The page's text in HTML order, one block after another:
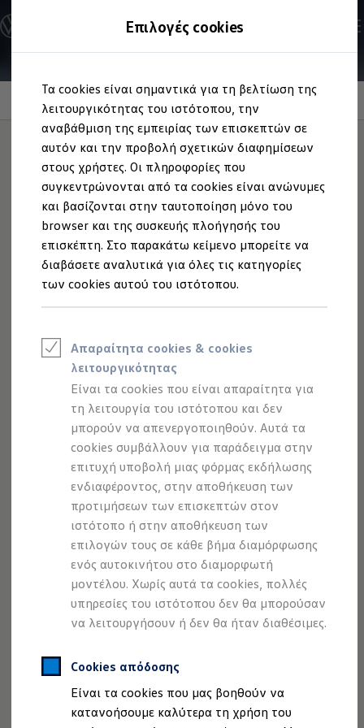
Επιλογές cookies
Τα cookies είναι σημαντικά για τη βελτίωση της
λειτουργικότητας του ιστότοπου, την
αναβάθμιση της εμπειρίας των επισκεπτών σε
αυτόν και την προβολή σχετικών διαφημίσεων
στους χρήστες. Οι πληροφορίες που
συγκεντρώνονται από τα cookies είναι ανώνυμες
και βασίζονται στην ταυτοποίηση μόνο του
browser και της συσκευής πλοήγησής του
επισκέπτη. Στο παρακάτω κείμενο μπορείτε να
διαβάσετε αναλυτικά για όλες τις κατηγορίες
των cookies αυτού του ιστότοπου.
Απαραίτητα cookies & cookies
λειτουργικότητας
Είναι τα cookies που είναι απαραίτητα για
τη λειτουργία του ιστότοπου και δεν
μπορούν να απενεργοποιηθούν. Αυτά τα
cookies συμβάλλουν για παράδειγμα στην
επιτυχή υποβολή μιας φόρμας εκδήλωσης
ενδιαφέροντος, στην αποθήκευση των
προτιμήσεων των επισκεπτών στον
ιστότοπο ή στην αποθήκευση των
επιλογών τους σε κάθε βήμα διαμόρφωσης
ενός αυτοκινήτου στο διαμορφωτή
μοντέλου. Χωρίς αυτά τα cookies, πολλές
υπηρεσίες του ιστότοπου δεν θα μπορούσαν
να λειτουργήσουν ή δεν θα ήταν διαθέσιμες.
Cookies απόδοσης
Είναι τα cookies που μας βοηθούν να
κατανοήσουμε καλύτερα τη χρήση του
στο
περιεχόμενο
στο
footer
Ανακαλύψτε τα Μοντέλα
Διαμορφώστε το Volkswagen σας
Επαγγελματικά Οχήματα Volkswagen
Ηλεκτρικά & eHybrid μοντέλα
Ηλεκτρικά μοντέλα
ID.3 Neo
Νέο ID. Polo
ID.4
ID.4 GTX
ID.5
ID.5 GTX
ID.7
ID.7 GTX
ID. Buzz
ID. Buzz Cargo
ID. CROSS
eHybrid μοντέλα
Golf GTE
Νέο Tayron ehybrid
e-Tools για ηλεκτρικά αυτοκίνητα
Προσομοιωτής αυτονομίας
Προσομοιωτής χρόνου φόρτισης
Προσομοιωτής κόστους φόρτισης
ID. Ενημερώσεις λογισμικού
We Charge - Υπηρεσία Φόρτισης
Εύρεση δημόσιων σημείων φόρτισης
ID. Charger
Ενημέρωση ID.
Πλατφόρμα MEB
Μύθοι & Αλήθειες για την ηλεκτροκίνηση
Πού μπορώ να φορτίσω;
Πόσο μακριά μπορώ να φτάσω;
Πώς μπορώ να πληρώσω;
Πώς μπορώ να φορτίσω;
Η αντλία θερμότητας στα ID.
Η λειτουργία ανάκτησης ενέργειας κατά την
Το σύστημα πέδησης στα ID.
Διαθέσιμα νέα και μεταχειρισμένα αυτοκίνητα
Διαθέσιμα νέα αυτοκίνητα
Χρηματοδότηση και Leasing
Volkswagen Easy Living
Χρηματοδότηση Auto Credit
Χρηματοδότηση Classic Credit
Καινοτόμες Τεχνολογίες
App-Connect
Infotainment και
ψυχαγωγίαγια κάθε
στιγμή.
Για την άνετη χρήση εφαρμογών και περιεχομένων
App-Connect
. Μουσική, ειδήσεις, χάρτες ή
ηχητικά βιβλία μεταφέρονται στην οθόνη του συστήματος
και έτσι ο χειρισμός τους μπορεί να γίνεται
στο οπτικό πεδίο σας. Υπάρχουν δύο διεπαφές για τη
σύνδεση Smartphone:Apple CarPlay και
Android Auto της
δυνατότητα ασύρματης σύνδεσης για το προαιρετικό
σύστημα πλοήγησης "Discover", καθώς και για το σύστημα
infotainment "Ready 2 Discover".